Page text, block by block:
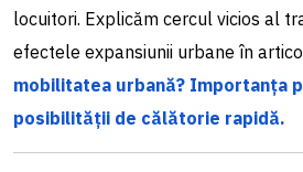
locuitori. Explicăm cercul vicios al
efectele expansiunii urbane în
mobilitatea urbană? Importanța
posibilității de călătorie rapidă.